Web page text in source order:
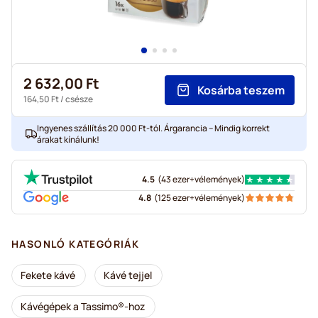
2 632,00 Ft
164,50 Ft/ csésze
Kosárba teszem
Ingyenes szállítás 20 000 Ft-tól. Árgarancia – Mindig korrekt
árakat kínálunk!
4.5 (43 ezer+vélemények)
4.8 (125 ezer+vélemények)
HASONLÓ KATEGÓRIÁK
Fekete kávé Kávé tejjel
Kávégépek a Tassimo®-hoz